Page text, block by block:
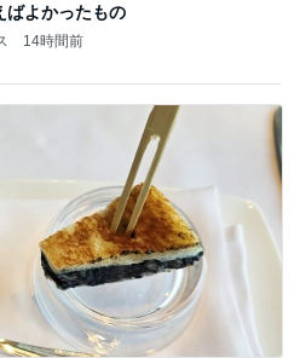
ばよかったもの
14時間前